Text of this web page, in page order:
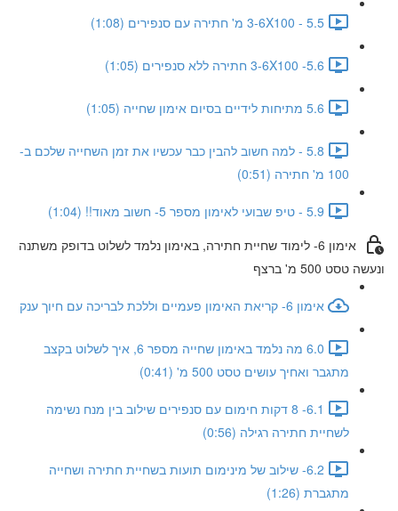
5.5 - 3-6X100 מ' חתירה עם סנפירים (1:08)
5.6- 3-6X100 חתירה ללא סנפירים (1:05)
5.6 מתיחות לידיים בסיום אימון שחייה (1:05)
5.8 - למה חשוב להבין כבר עכשיו את זמן השחייה שלכם ב-
100 מ' חתירה (0:51)
5.9 - טיפ שבועי לאימון מספר 5- חשוב מאוד!! (1:04)
אימון 6- לימוד שחיית חתירה, באימון נלמד לשלוט בדופק משתנה
ונעשה טסט 500 מ' ברצף
אימון 6- קריאת האימון פעמיים וללכת לבריכה עם חיוך ענק
6.0 מה נלמד באימון שחייה מספר 6, איך לשלוט בקצב
מתגבר ואחיך עושים טסט 500 מ' (0:41)
6.1- 8 דקות חימום עם סנפירים שילוב בין מנח נשימה
לשחיית חתירה רגילה (0:56)
6.2- שילוב של מינימום תועות בשחיית חתירה ושחייה
מתגברת (1:26)